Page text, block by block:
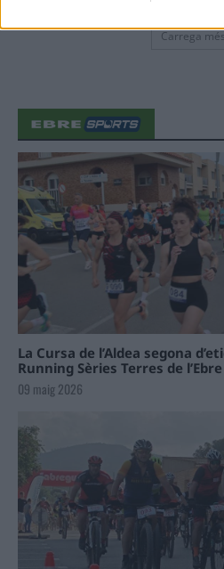
Carrega més
La Cursa de l’Aldea segona
Running Sèries Terres de l’Ebre
09 maig 2026